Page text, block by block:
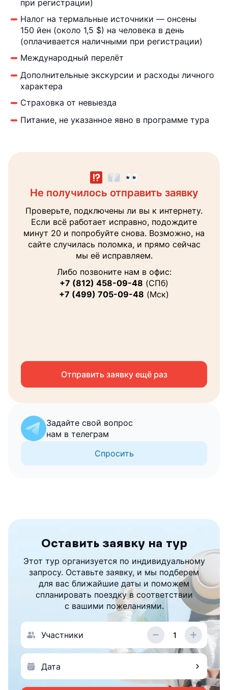
при регистрации)
Налог на термальные источники — онсены
150 йен (около 1,5 $) на человека в день
(оплачивается наличными при регистрации)
Международный перелёт
Дополнительные экскурсии и расходы личного
характера
Страховка от невыезда
Питание, не указанное явно в программе тура
Получите консультацию
Наш менеджер поможет вам с выбором тура
и ответит на все интересующие вопросы.
Запросить консультацию
Заявка направлена менеджеру
В ближайшее время перезвоним на
указанный вами номер
Не получилось отправить заявку
Проверьте, подключены ли вы к интернету.
Если всё работает исправно, подождите
минут 20 и попробуйте снова. Возможно, на
сайте случилась поломка, и прямо сейчас
мы её исправляем.
Либо позвоните нам в офис:
+7 (812) 458-09-48 (СПб)
+7 (499) 705-09-48 (Мск)
Отправить заявку ещё раз
Задайте свой вопрос
нам в телеграм
Спросить
Оставить заявку на тур
Этот тур организуется по индивидуальному
запросу. Оставьте заявку, и мы подберем
для вас ближайшие даты и поможем
спланировать поездку в соответствии
с вашими пожеланиями.
Участники